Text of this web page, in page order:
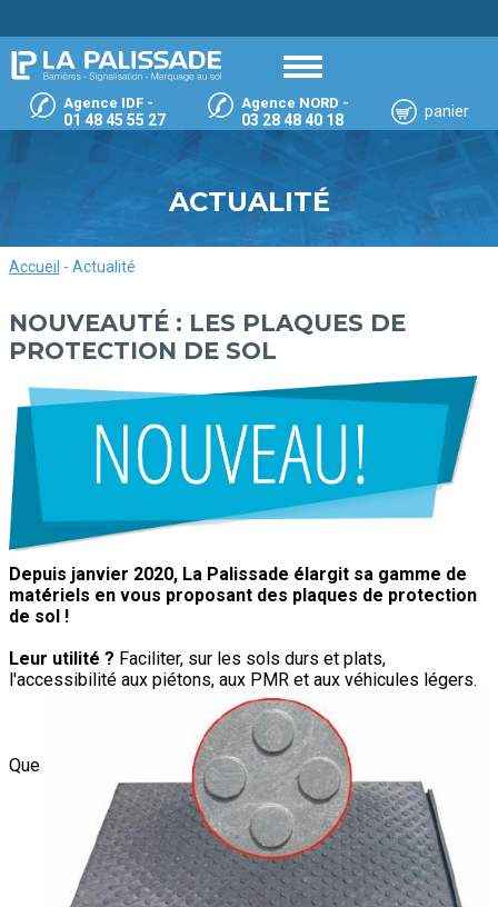
Agence IDF -
01 48 45 55 27
Agence NORD -
03 28 48 40 18 panier
ACTUALITÉ
Accueil - Actualité
NOUVEAUTÉ : LES PLAQUES DE
PROTECTION DE SOL
Depuis janvier 2020, La Palissade élargit sa gamme de
matériels en vous proposant des plaques de protection
de sol !
Leur utilité ? Faciliter, sur les sols durs et plats,
l'accessibilité aux piétons, aux PMR et aux véhicules légers.
Que